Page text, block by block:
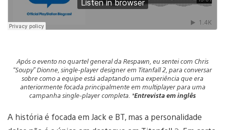
Após o evento no quartel general da Respawn, eu sentei com Chris
“Soupy” Dionne, single-player designer em Titanfall 2, para conversar
sobre como a equipe está adaptando uma experiência que era
anteriormente focada principalmente em multiplayer para uma
campanha single-player completa. *Entrevista em inglês
A história é focada em Jack e BT, mas a personalidade